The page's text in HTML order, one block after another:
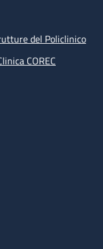
del Policlinico
COREC